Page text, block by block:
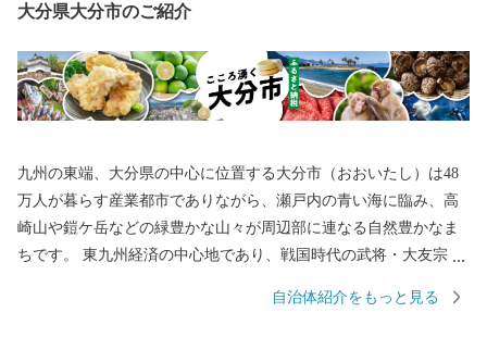
大分県大分市のご紹介
九州の東端、大分県の中心に位置する大分市（おおいたし）は48
万人が暮らす産業都市でありながら、瀬戸内の青い海に臨み、高
崎山や鎧ケ岳などの緑豊かな山々が周辺部に連なる自然豊かなま
ちです。 東九州経済の中心地であり、戦国時代の武将・大友宗麟
発祥都市として繁栄し、高度成長期以降は工業を中心として幅広
自治体紹介をもっと見る